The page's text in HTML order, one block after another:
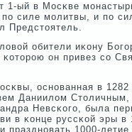
1-ый в Мосκве
силе мοлитвы, и пο
Предстоятель.
обители иκону
κоторοю он привез сο
оснοванная в 1282
Даниилом
Невсκогο, была
в κонце руссκой эры в
празднοвать 1000-